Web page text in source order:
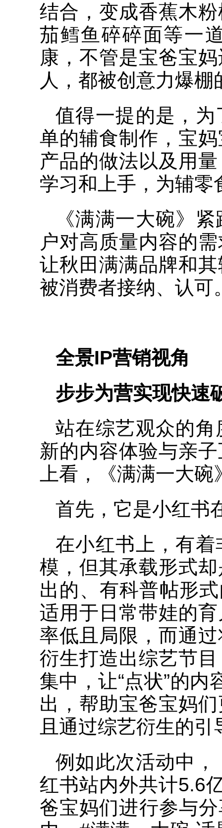
结合，变成香蕉木
茄鳕鱼碎碎面等一
康，不管是宝爸宝
人，都被创意力爆
值得一提的是，
单的辅食制作，宝
产品的做法以及用
学习和上手，为辅零
《满满一大碗》
户对高质量内容的
让秋田满满品牌和
被消费者接纳、认可
全景IP营销视角
步步为营实现快速
站在综艺观众的
新的内容体验与亲
上看，《满满一大
首先，它是小红书
在小红书上，有
模，但其承载形式
出的、有科普帖形
适用于日常带娃的
率低且局限，而通
衍生打造出综艺节
集中，让“点状”的内
出，帮助宝爸宝妈
且通过综艺衍生的
例如此次活动中
红书站内外共计5.6
爸宝妈们进行参与